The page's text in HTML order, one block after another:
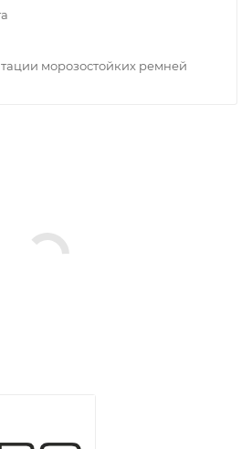
морозостойких ремней